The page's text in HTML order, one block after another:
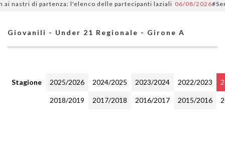
di partenza: l'elenco delle partecipanti laziali 06/08/2026
Giovanili - Under 21 Regionale - Girone A
Stagione 2025/2026 2024/2025 2023/2024 2022/2023
2018/2019 2017/2018 2016/2017 2015/2016